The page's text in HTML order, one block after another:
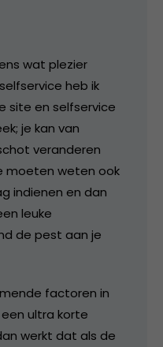
wat plezier
heb ik
site en selfservice
je kan van
veranderen
moeten weten ook
indienen en dan
leuke
de pest aan je
factoren in
ultra korte
werkt dat als de